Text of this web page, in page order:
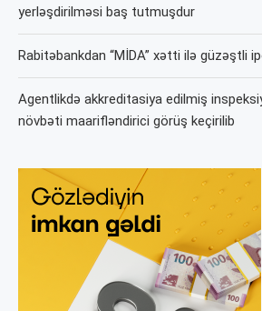
yerləşdirilməsi baş tutmuşdur
Rabitəbankdan “MİDA” xətti ilə güzəştli
Agentlikdə akkreditasiya edilmiş
növbəti maarifləndirici görüş keçirilib